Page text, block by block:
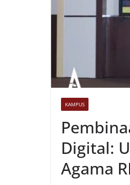
KAMPUS
Digital:
Agama